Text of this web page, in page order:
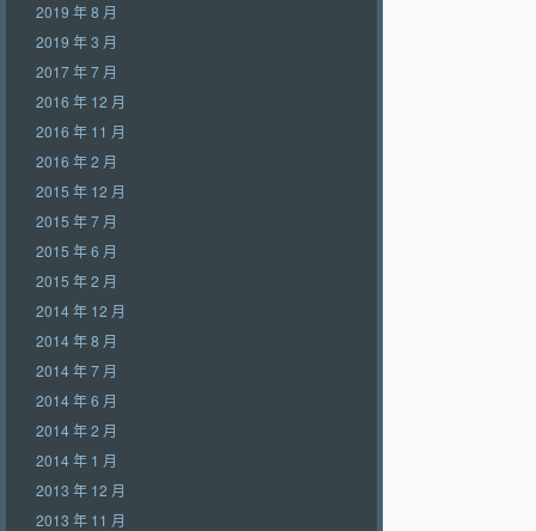
2019 年 8 月
2019 年 3 月
2017 年 7 月
2016 年 12 月
2016 年 11 月
2016 年 2 月
2015 年 12 月
2015 年 7 月
2015 年 6 月
2015 年 2 月
2014 年 12 月
2014 年 8 月
2014 年 7 月
2014 年 6 月
2014 年 2 月
2014 年 1 月
2013 年 12 月
2013 年 11 月